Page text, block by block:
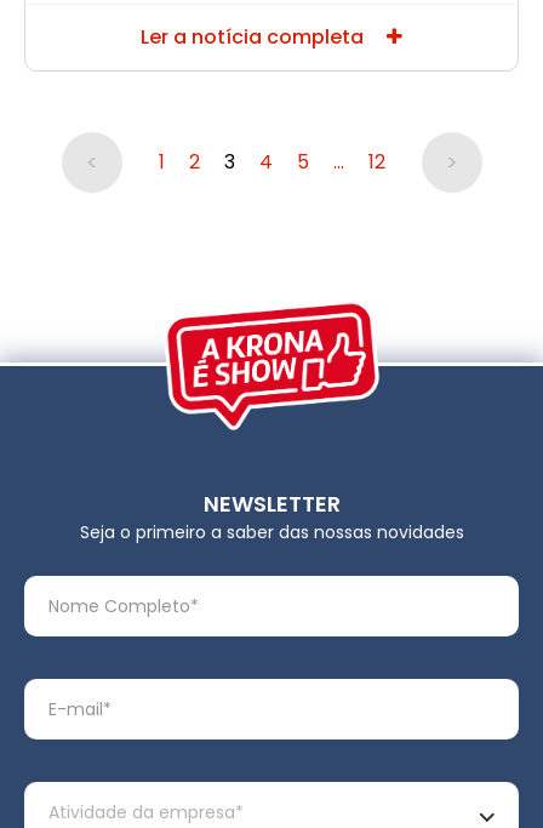
Ler a notícia completa
< 1 2 3 4 5 … 12 >
NEWSLETTER
Seja o primeiro a saber das nossas novidades